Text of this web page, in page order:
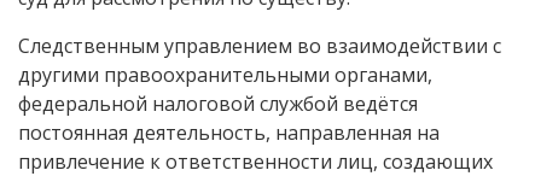
Следственным управлением во взаимодействии с
другими правоохранительными органами,
федеральной налоговой службой ведётся
постоянная деятельность, направленная на
привлечение к ответственности лиц, создающих